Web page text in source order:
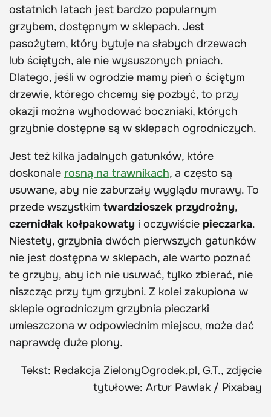
ostatnich latach jest bardzo popularnym
grzybem, dostępnym w sklepach. Jest
pasożytem, który bytuje na słabych drzewach
lub ściętych, ale nie wysuszonych pniach.
Dlatego, jeśli w ogrodzie mamy pień o ściętym
drzewie, którego chcemy się pozbyć, to przy
okazji można wyhodować boczniaki, których
grzybnie dostępne są w sklepach ogrodniczych.
Jest też kilka jadalnych gatunków, które
doskonale rosną na trawnikach, a często są
usuwane, aby nie zaburzały wyglądu murawy. To
przede wszystkim twardzioszek przydrożny,
czernidłak kołpakowaty i oczywiście pieczarka.
Niestety, grzybnia dwóch pierwszych gatunków
nie jest dostępna w sklepach, ale warto poznać
te grzyby, aby ich nie usuwać, tylko zbierać, nie
niszcząc przy tym grzybni. Z kolei zakupiona w
sklepie ogrodniczym grzybnia pieczarki
umieszczona w odpowiednim miejscu, może dać
naprawdę duże plony.
Tekst: Redakcja ZielonyOgrodek.pl, G.T., zdjęcie
tytułowe: Artur Pawlak / Pixabay